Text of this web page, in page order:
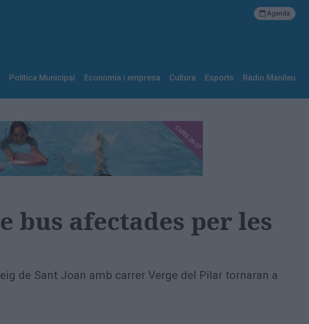
Agenda
Política Municipal Economia i empresa Cultura Esports Ràdio Manlleu
bus afectades per les
de Sant Joan amb carrer Verge del Pilar tornaran a